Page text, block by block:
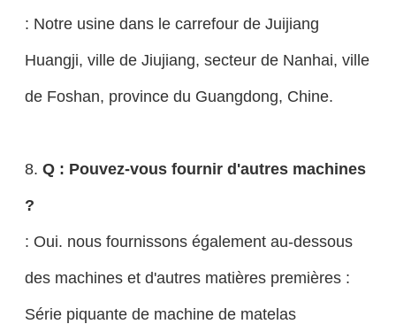
: Notre usine dans le carrefour de Juijiang
Huangji, ville de Jiujiang, secteur de Nanhai, ville
de Foshan, province du Guangdong, Chine.
8. Q : Pouvez-vous fournir d'autres machines
?
: Oui. nous fournissons également au-dessous
des machines et d'autres matières premières :
Série piquante de machine de matelas